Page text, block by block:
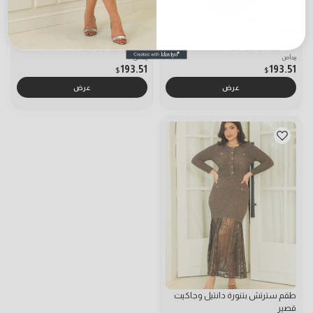
يبدأ من
193.51
$
عرض
بدلة طويل
يبدأ من
193.51
$
عرض
طقم سترتش بتنورة دانتيل وجاكيت
قصير